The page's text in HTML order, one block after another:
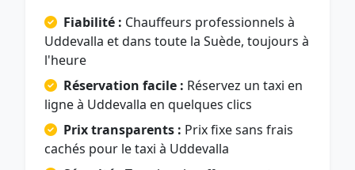
Fiabilité : Chauffeurs professionnels à
Uddevalla et dans toute la Suède, toujours à
l'heure
Réservation facile : Réservez un taxi en
ligne à Uddevalla en quelques clics
Prix transparents : Prix fixe sans frais
cachés pour le taxi à Uddevalla